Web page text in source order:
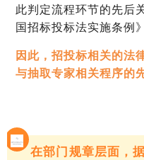
此判定流程环节的先后
国招标投标法实施条例
因此，招投标相关的法
与抽取专家相关程序的
在部门规章层面，